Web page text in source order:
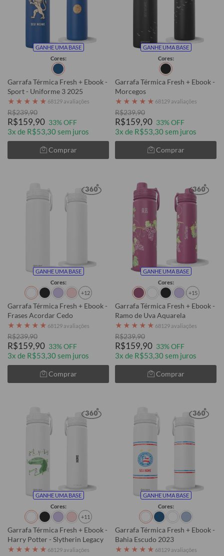
GANHE UMA BASE
Cores:
Garrafa Térmica Fresh + Ebook -
Sport - Uniforme 3 2025
★ ★ ★ ★ ★ 68129 avaliações
R$239,90
R$159,90 33% OFF
3x de R$53,30 sem juros
Comprar
GANHE UMA BASE
Cores:
Garrafa Térmica Fresh + Ebook -
Morcegos
★ ★ ★ ★ ★ 68129 avaliações
R$239,90
R$159,90 33% OFF
3x de R$53,30 sem juros
Comprar
GANHE UMA BASE
Cores:
+12
Garrafa Térmica Fresh + Ebook -
Frases Acordar Cedo
★ ★ ★ ★ ★ 68129 avaliações
R$239,90
R$159,90 33% OFF
3x de R$53,30 sem juros
Comprar
GANHE UMA BASE
Cores:
+15
Garrafa Térmica Fresh + Ebook -
Ramo de Uva Aquarela
★ ★ ★ ★ ★ 68129 avaliações
R$239,90
R$159,90 33% OFF
3x de R$53,30 sem juros
Comprar
GANHE UMA BASE
Cores:
+11
Garrafa Térmica Fresh + Ebook -
Harry Potter - Slytherin Legacy
★ ★ ★ ★ ★ 68129 avaliações
GANHE UMA BASE
Cores:
Garrafa Térmica Fresh + Ebook -
Bahia Escudo 2023
★ ★ ★ ★ ★ 68129 avaliações